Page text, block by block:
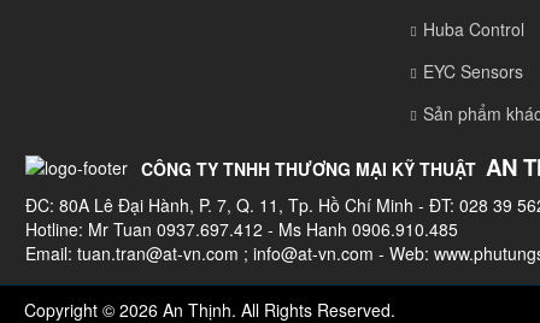
Huba Control
EYC Sensors
Sản phẩm
CÔNG TY TNHH THƯƠNG MẠI KỸ THUẬT AN
ĐC: 80A Lê Đại Hành, P. 7, Q. 11, Tp. Hồ Chí Minh - ĐT: 028 39
Hotline: Mr Tuan 0937.697.412 - Ms Hanh 0906.910.485
Email: tuan.tran@at-vn.com ; info@at-vn.com - Web:
Copyright © 2026 An Thịnh. All Rights Reserved.